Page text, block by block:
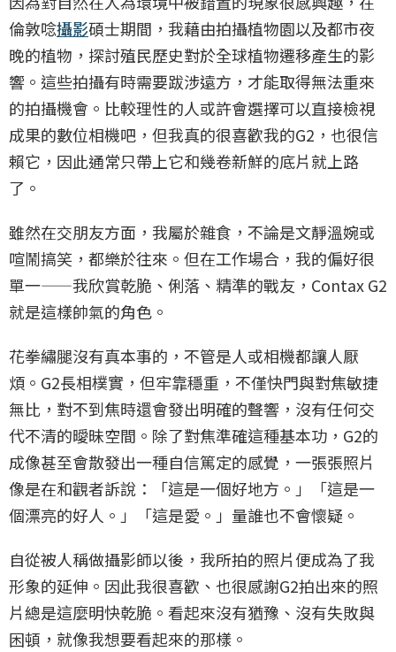
倫敦唸攝影碩士期間，我藉由拍攝植物園以及都市夜
晚的植物，探討殖民歷史對於全球植物遷移產生的影
響。這些拍攝有時需要跋涉遠方，才能取得無法重來
的拍攝機會。比較理性的人或許會選擇可以直接檢視
成果的數位相機吧，但我真的很喜歡我的G2，也很信
賴它，因此通常只帶上它和幾卷新鮮的底片就上路
了。
雖然在交朋友方面，我屬於雜食，不論是文靜溫婉或
喧鬧搞笑，都樂於往來。但在工作場合，我的偏好很
單一——我欣賞乾脆、俐落、精準的戰友，Contax G2
就是這樣帥氣的角色。
花拳繡腿沒有真本事的，不管是人或相機都讓人厭
煩。G2長相樸實，但牢靠穩重，不僅快門與對焦敏捷
無比，對不到焦時還會發出明確的聲響，沒有任何交
代不清的曖昧空間。除了對焦準確這種基本功，G2的
成像甚至會散發出一種自信篤定的感覺，一張張照片
像是在和觀者訴說：「這是一個好地方。」「這是一
個漂亮的好人。」「這是愛。」量誰也不會懷疑。
自從被人稱做攝影師以後，我所拍的照片便成為了我
形象的延伸。因此我很喜歡、也很感謝G2拍出來的照
片總是這麼明快乾脆。看起來沒有猶豫、沒有失敗與
困頓，就像我想要看起來的那樣。